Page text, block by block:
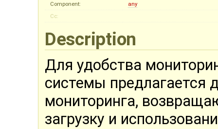
Component:
any
Cc:
Description
Для удобства
системы предлагается
мониторинга,
загрузку и